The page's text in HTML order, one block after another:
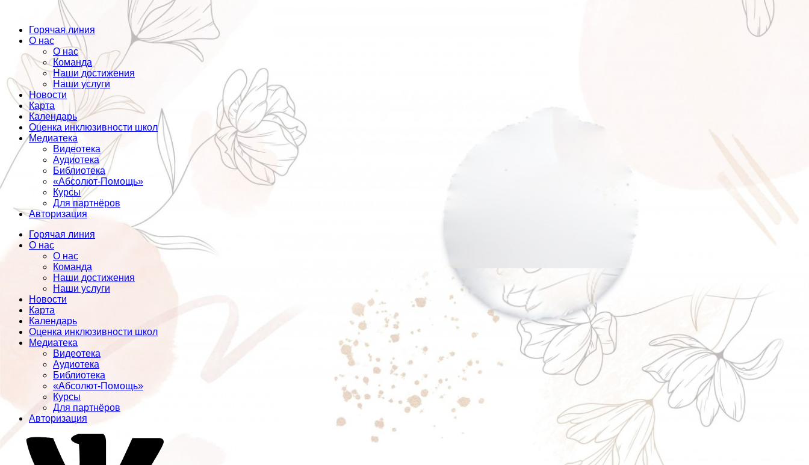
Горячая линия
О нас
О нас
Команда
Наши достижения
Наши услуги
Новости
Карта
Календарь
Оценка инклюзивности школ
Медиатека
Видеотека
Аудиотека
Библиотека
«Абсолют-Помощь»
Курсы
Для партнёров
Авторизация
Горячая линия
О нас
О нас
Команда
Наши достижения
Наши услуги
Новости
Карта
Календарь
Оценка инклюзивности школ
Медиатека
Видеотека
Аудиотека
Библиотека
«Абсолют-Помощь»
Курсы
Для партнёров
Авторизация